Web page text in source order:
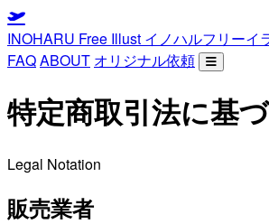
INOHARU Free Illust イノハルフリーイ
FAQABOUT オリジナル依頼
特定商取引法に基
Legal Notation
販売業者